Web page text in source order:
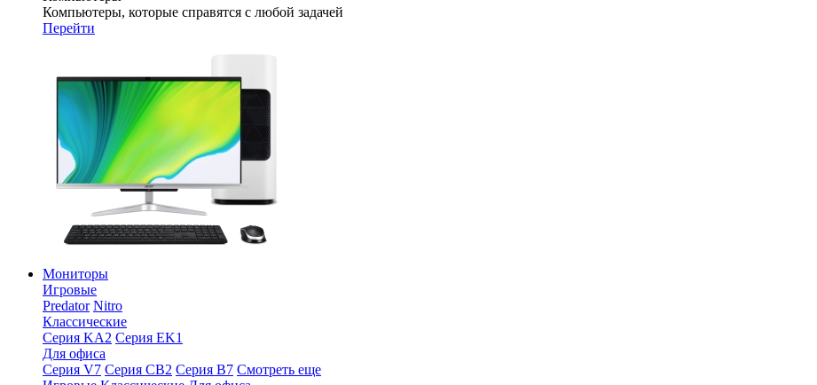
Компьютеры, которые справятся с любой задачей
Перейти
Мониторы
Игровые
Predator Nitro
Классические
Серия KA2 Серия EK1
Для офиса
Серия V7 Серия CB2 Серия B7 Смотреть еще